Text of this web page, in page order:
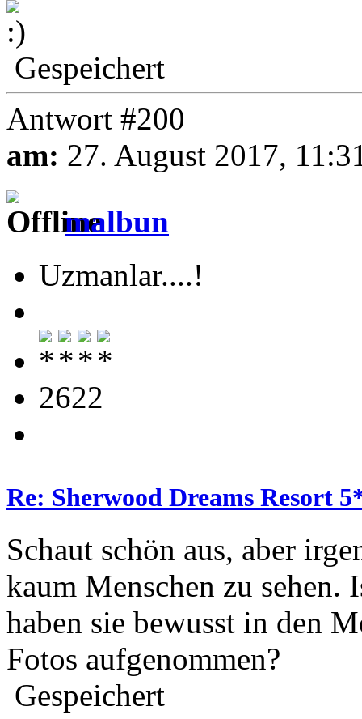
Gespeichert
Antwort #200
am: 27. August 2017,
malbun
Uzmanlar....!
2622
Re: Sherwood Dreams Resort
Schaut schön aus, aber
kaum Menschen zu sehen.
haben sie bewusst in den
Fotos aufgenommen?
Gespeichert